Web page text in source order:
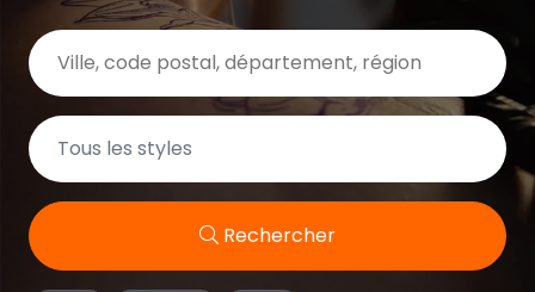
Rechercher